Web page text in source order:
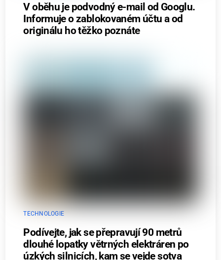
V oběhu je podvodný e-mail od Googlu.
Informuje o zablokovaném účtu a od
originálu ho těžko poznáte
TECHNOLOGIE
Podívejte, jak se přepravují 90 metrů
dlouhé lopatky větrných elektráren po
úzkých silnicích, kam se vejde sotva